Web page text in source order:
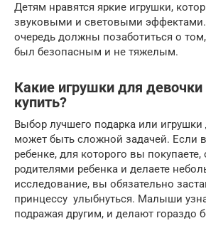
Детям нравятся яркие игрушки,
звуковыми и световыми
очередь должны позаботиться о
был безопасным и не тяжелым.
Какие игрушки для
купить?
Выбор лучшего подарка или
может быть сложной задачей. Если
ребенке, для которого вы покупаете,
родителями ребенка и делаете
исследование, вы обязательно
принцессу улыбнуться. Малыши
подражая другим, и делают гораздо